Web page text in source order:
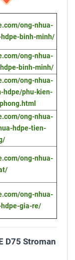
ong-nhua-
binh-minh/
ong-nhua-
binh-minh/
ong-nhua-
hdpe/phu-kien-
ong-nhua-
hdpe-tien-
ong-nhua-
ong-nhua-
gia-re/
D75 Stroman